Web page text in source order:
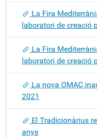
La Fira
laboratori de creació
La Fira
laboratori de creació
La nova OMAC
2021
El Tradicionàrius
anys